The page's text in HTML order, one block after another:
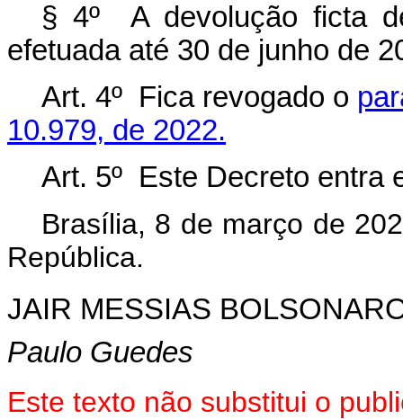
§ 4º A devolução ficta
efetuada até 30 de junho de
Art. 4º Fica revogado o
10.979, de 2022.
Art. 5º Este Decreto entra
Brasília, 8 de março de
República.
JAIR MESSIAS
Paulo Guedes
Este texto não substitui o